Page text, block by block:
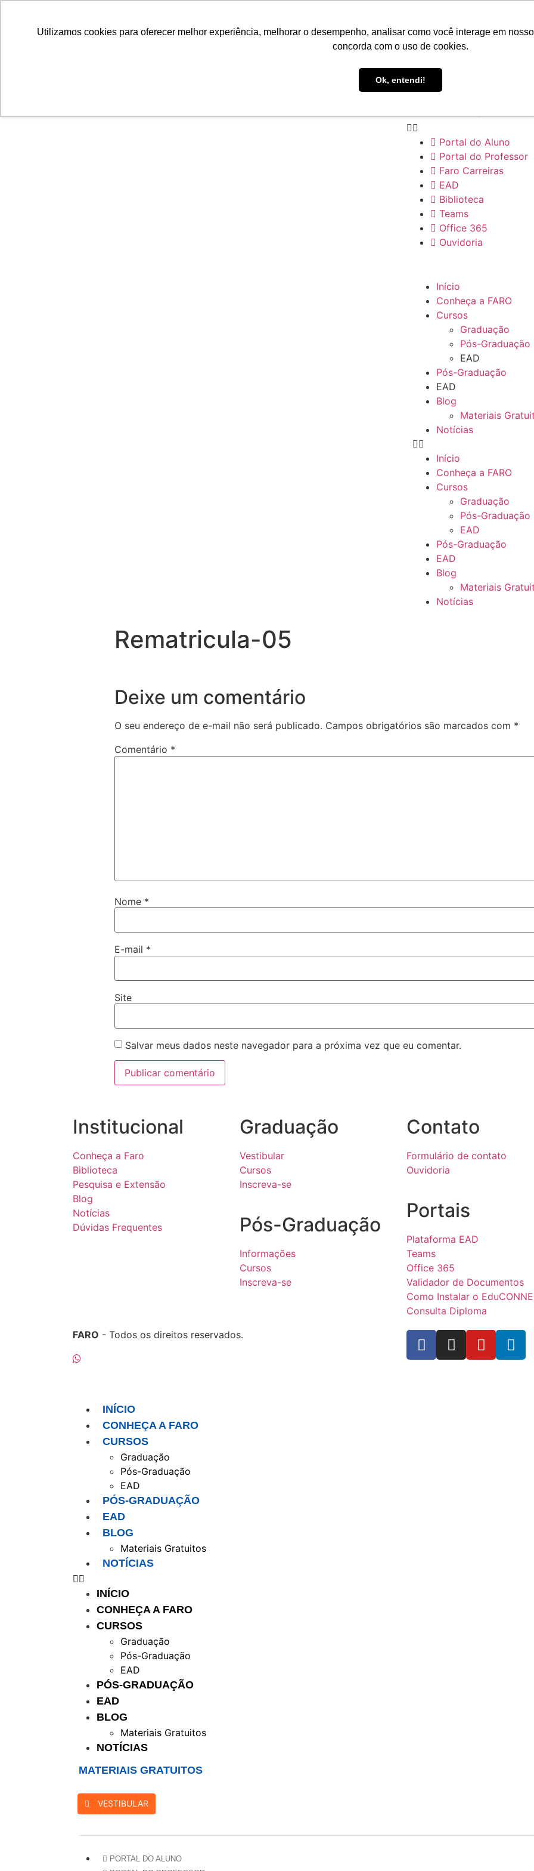
Utilizamos cookies para oferecer melhor experiência, melhorar o desempenho, analisar como você interage em
concorda com o uso de cookies.
Ok, entendi!
Portal do Professor
Faro Carreiras
Biblioteca
Ouvidoria
Portal do Aluno
Portal do Professor
Faro Carreiras
EAD
Biblioteca
Teams
Office 365
Ouvidoria
Início
Conheça a FARO
Cursos
Graduação
Pós-Graduação
EAD
Pós-Graduação
EAD
Blog
Materiais
Notícias
Início
Conheça a FARO
Cursos
Graduação
Pós-Graduação
EAD
Pós-Graduação
EAD
Blog
Materiais
Notícias
Rematricula-05
Deixe um comentário
O seu endereço de e-mail não será publicado. Campos obrigatórios são marcados com *
Comentário *
Nome *
E-mail *
Site
Salvar meus dados neste navegador para a próxima vez que eu comentar.
Institucional
Conheça a Faro
Biblioteca
Pesquisa e Extensão
Blog
Notícias
Dúvidas Frequentes
Graduação
Vestibular
Cursos
Inscreva-se
Pós-Graduação
Informações
Cursos
Inscreva-se
Contato
Formulário de contato
Ouvidoria
Portais
Plataforma EAD
Teams
Office 365
Validador de Documentos
Como Instalar o
Consulta Diploma
FARO - Todos os direitos reservados.
INÍCIO
CONHEÇA A FARO
CURSOS
Graduação
Pós-Graduação
EAD
PÓS-GRADUAÇÃO
EAD
BLOG
Materiais Gratuitos
NOTÍCIAS
INÍCIO
CONHEÇA A FARO
CURSOS
Graduação
Pós-Graduação
EAD
PÓS-GRADUAÇÃO
EAD
BLOG
Materiais Gratuitos
NOTÍCIAS
MATERIAIS GRATUITOS
VESTIBULAR
PORTAL DO ALUNO